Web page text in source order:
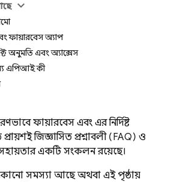
ফায়ারবেস অ্যাপ
অনুমতি এবং অ্যাক্সেস
এপিআই কী
ফায়ারবেস এবং এর নির্দিষ্ট
জিজ্ঞাসিত প্রশ্নাবলী (FAQ) ও
একটি সংকলন রয়েছে।
সমস্যা আছে অথবা এই পৃষ্ঠায়